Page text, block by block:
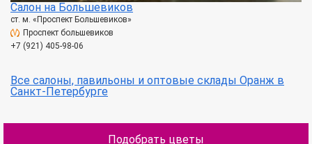
Салон на Большевиков
ст. м. «Проспект Большевиков»
Проспект большевиков
+7 (921) 405-98-06
Все салоны, павильоны и оптовые склады Оранж в
Санкт-Петербурге
Подобрать цветы